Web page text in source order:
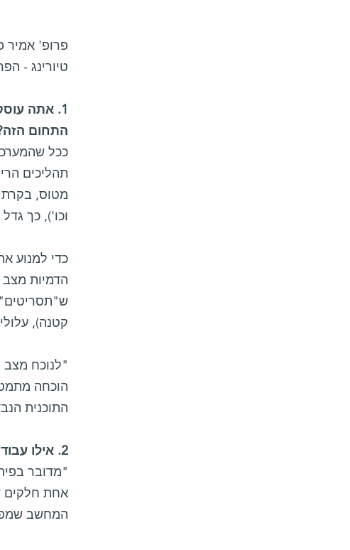
פרופ' אמיר
טיורינג -
1. אתה
התחום
ככל
תהליכים
מטוס, בקרת
וכו'), כך
כדי למנוע
הדמיות מצב
ש"תסריטים"
קטנה),
"לנוכח מצב
הוכחה
התוכנית
2. אילו עבודות זיכו אותך בפרס טיורינג?
"מדובר
אחת חלקים
המחשב